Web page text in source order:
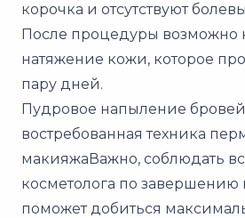
корочка и отсутствуют
После процедуры возможно
натяжение кожи, которое
пару дней.
Пудровое напыление
востребованная техника
макияжаВажно, соблюдать
косметолога по завершению
поможет добиться